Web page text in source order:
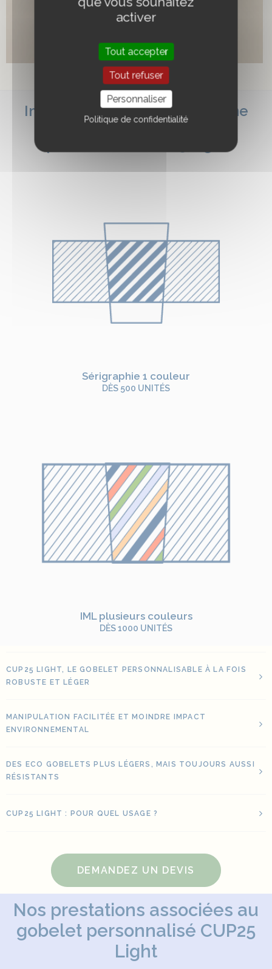
AJOUTER AU PANIER
Sweat personnalisé
Impressions disponibles et zone
d’impression pour le gobelet
Sérigraphie 1 couleur
DÈS 500 UNITÉS
IML plusieurs couleurs
DÈS 1000 UNITÉS
CUP25 LIGHT, LE GOBELET PERSONNALISABLE À LA FOIS
ROBUSTE ET LÉGER
MANIPULATION FACILITÉE ET MOINDRE IMPACT
ENVIRONNEMENTAL
DES ECO GOBELETS PLUS LÉGERS, MAIS TOUJOURS AUSSI
RÉSISTANTS
CUP25 LIGHT : POUR QUEL USAGE ?
DEMANDEZ UN DEVIS
Nos prestations associées au
gobelet personnalisé CUP25
Light
activer
Tout accepter
Tout refuser
Personnaliser
Politique de confidentialité